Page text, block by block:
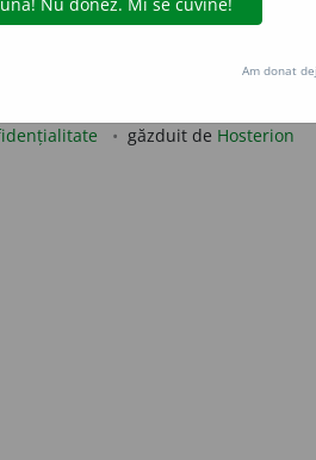
prin orice metode de extragere
seturilor de date oferite oficial spre
găzduit de Hosterion
Am donat